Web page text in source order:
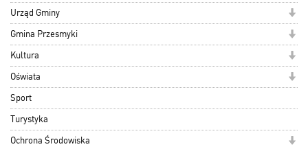
Urząd Gminy
Gmina Przesmyki
Kultura
Oświata
Sport
Turystyka
Ochrona Środowiska